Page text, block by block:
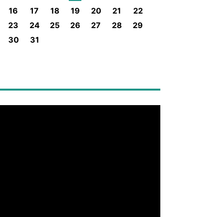
16
17 18 19 20 21
22
23
24 25 26 27 28
29
30
31